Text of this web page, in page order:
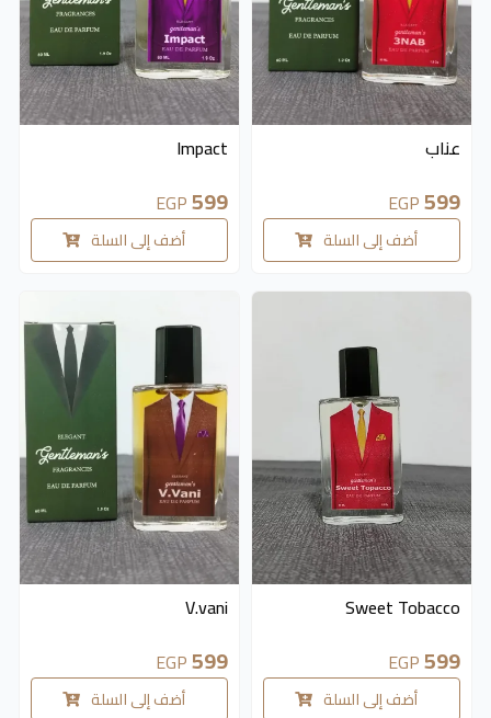
عناب
599
EGP
أضف إلى السلة
Impact
599
EGP
أضف إلى السلة
Sweet Tobacco
599
EGP
أضف إلى السلة
V.vani
599
EGP
أضف إلى السلة